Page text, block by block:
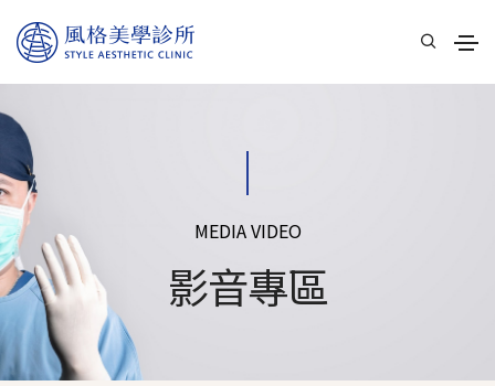
MEDIA VIDEO
影音專區